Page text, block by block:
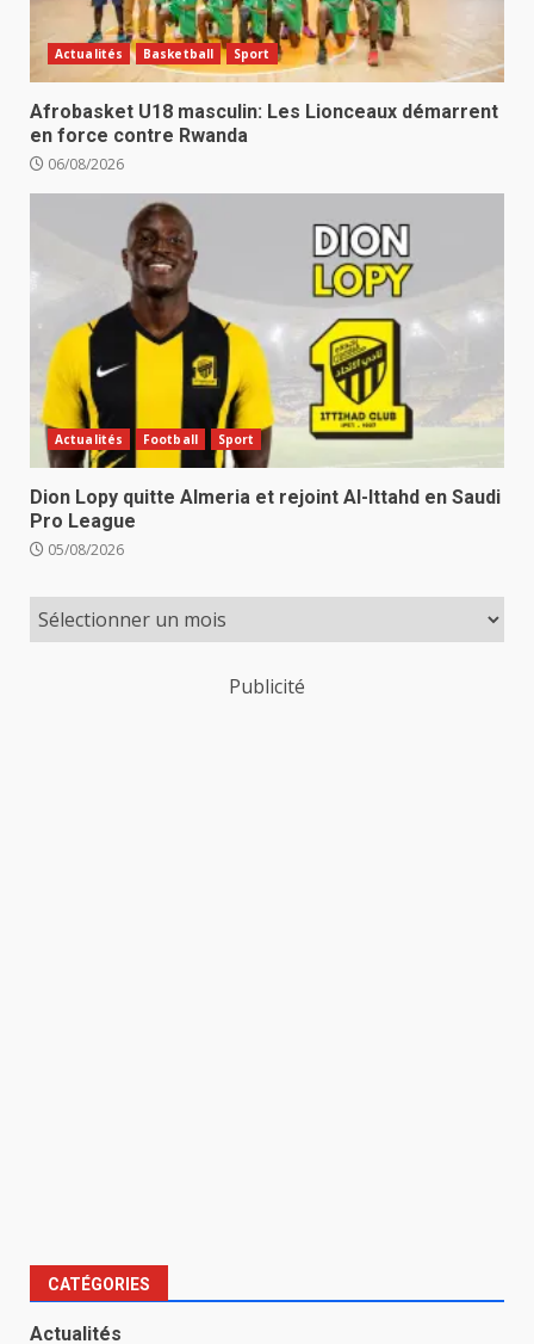
Actualités Basketball Sport
Afrobasket U18 masculin: Les Lionceaux démarrent
en force contre Rwanda
06/08/2026
Actualités Football Sport
Dion Lopy quitte Almeria et rejoint Al-Ittahd en Saudi
Pro League
05/08/2026
Publicité
CATÉGORIES
Actualités